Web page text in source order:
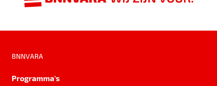
BNNVARA
Programma's